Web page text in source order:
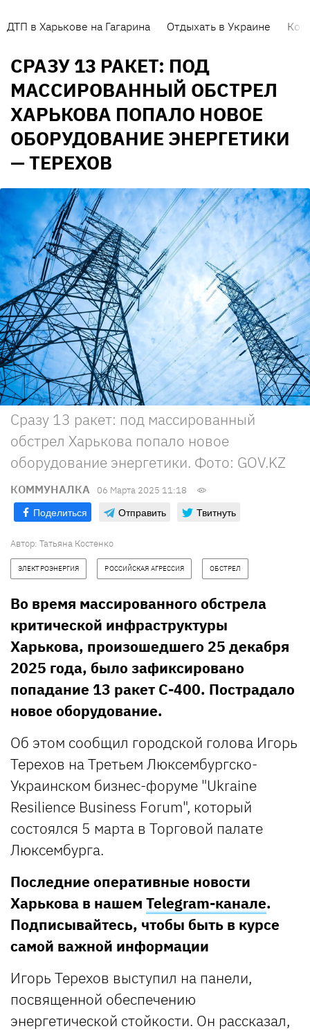
ДТП в Харькове на Гагарина Отдыхать в Украине
СРАЗУ 13 РАКЕТ: ПОД
МАССИРОВАННЫЙ ОБСТРЕЛ
ХАРЬКОВА ПОПАЛО НОВОЕ
ОБОРУДОВАНИЕ ЭНЕРГЕТИКИ
— ТЕРЕХОВ
Сразу 13 ракет: под массированный
обстрел Харькова попало новое
оборудование энергетики. Фото: GOV.KZ
КОММУНАЛКА 06 Марта 2025 11:18
Поделиться Отправить Твитнуть
Автор: Татьяна Костенко
ЭЛЕКТРОЭНЕРГИЯ РОССИЙСКАЯ АГРЕССИЯ ОБСТРЕЛ
Во время массированного обстрела
критической инфраструктуры
Харькова, произошедшего 25 декабря
2025 года, было зафиксировано
попадание 13 ракет С-400. Пострадало
новое оборудование.
Об этом сообщил городской голова Игорь
Терехов на Третьем Люксембургско-
Украинском бизнес-форуме "Ukraine
Resilience Business Forum", который
состоялся 5 марта в Торговой палате
Люксембурга.
Последние оперативные новости
Харькова в нашем Telegram-канале.
Подписывайтесь, чтобы быть в курсе
самой важной информации
Игорь Терехов выступил на панели,
посвященной обеспечению
энергетической стойкости. Он рассказал,